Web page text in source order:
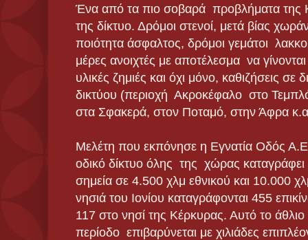
Ένα από τα πιο σοβαρά προβλήματα της
της δίκτυο. Δρόμοι στενοί, μετά βίας
ποιότητα άσφαλτος, δρόμοι γεμάτοι
μέρες ανοιχτές με αποτέλεσμα να
υλικές ζημιές και όχι μόνο, καθιζήσεις σε
δικτύου (περιοχή Ακροκέφαλο στο
στα Σφακερά, στον Ποταμό, στην Άφρα
Μελέτη που εκπόνησε η Εγνατία Οδός Α.Ε.
οδικό δίκτυο όλης της χώρας
σημεία σε 4.500 χλμ εθνικού και 10.000
νησιά του Ιονίου καταγράφονται 455
117 στο νησί της Κέρκυρας. Αυτό το άθλιο
περίοδο επιβαρύνεται με χιλιάδες